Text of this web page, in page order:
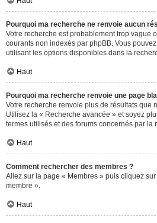
Pourquoi ma recherche ne renvoie aucun
Votre recherche est probablement trop vague
courants non indexés par phpBB. Vous
utilisant les options disponibles dans la
Haut
Pourquoi ma recherche renvoie une page
Votre recherche renvoie plus de résultats que
Utilisez la « Recherche avancée » et soyez
termes utilisés et des forums concernés par la
Haut
Comment rechercher des membres ?
Allez sur la page « Membres » puis cliquez
membre ».
Haut